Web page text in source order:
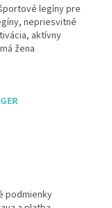
legíny pre
nepriesvitné
aktívny
žena
podmienky